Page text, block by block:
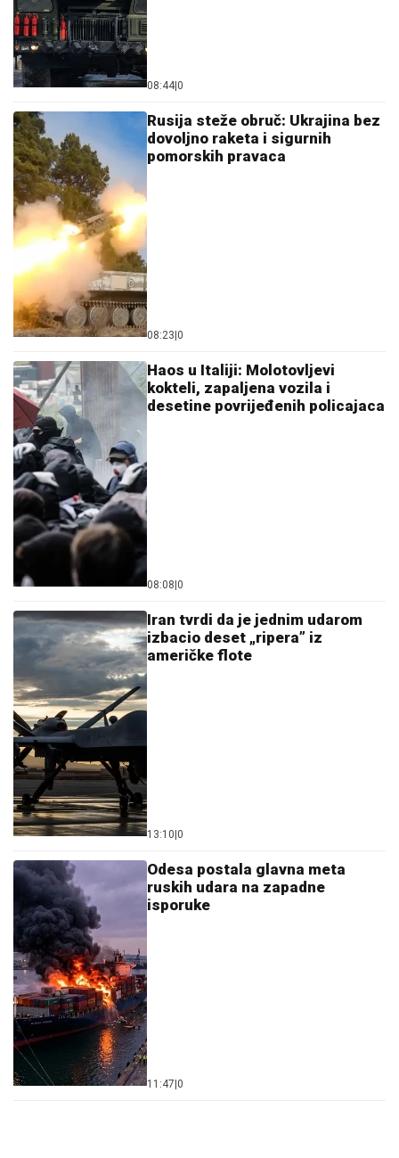
08:44|0
Rusija steže obruč: Ukrajina bez
dovoljno raketa i sigurnih
pomorskih pravaca
08:23|0
Haos u Italiji: Molotovljevi
kokteli, zapaljena vozila i
desetine povrijeđenih policajaca
08:08|0
Iran tvrdi da je jednim udarom
izbacio deset „ripera” iz
američke flote
13:10|0
Odesa postala glavna meta
ruskih udara na zapadne
isporuke
11:47|0